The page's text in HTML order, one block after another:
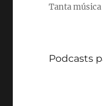
Tanta música
Podcasts